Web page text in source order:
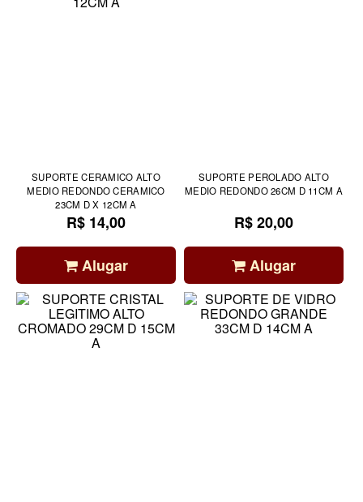
SUPORTE CERAMICO ALTO
MEDIO REDONDO CERAMICO
23CM D X 12CM A
R$ 14,00
Alugar
SUPORTE PEROLADO ALTO
MEDIO REDONDO 26CM D 11CM A
R$ 20,00
Alugar